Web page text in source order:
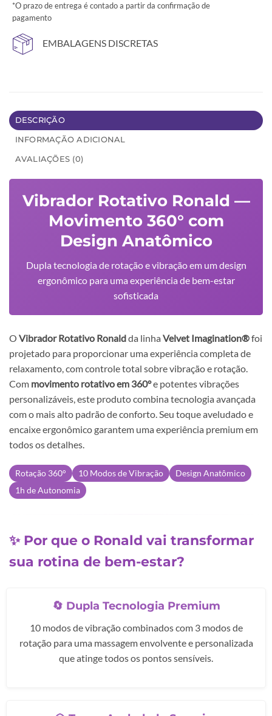
*O prazo de entrega é contado a partir da confirmação de
pagamento
EMBALAGENS DISCRETAS
DESCRIÇÃO
INFORMAÇÃO ADICIONAL
AVALIAÇÕES (0)
Vibrador Rotativo Ronald —
Movimento 360° com
Design Anatômico
Dupla tecnologia de rotação e vibração em um design
ergonômico para uma experiência de bem-estar
sofisticada
O Vibrador Rotativo Ronaldda linha Velvet Imagination®foi
projetado para proporcionar uma experiência completa de
relaxamento, com controle total sobre vibração e rotação.
Com movimento rotativo em 360°e potentes vibrações
personalizáveis, este produto combina tecnologia avançada
com o mais alto padrão de conforto. Seu toque aveludado e
encaixe ergonômico garantem uma experiência premium em
todos os detalhes.
Rotação 360° 10 Modos de Vibração
Design Anatômico
1h de Autonomia
✨ Por que o Ronald vai transformar
sua rotina de bem-estar?
🔄 Dupla Tecnologia Premium
10 modos de vibração combinados com 3 modos de
rotação para uma massagem envolvente e personalizada
que atinge todos os pontos sensíveis.